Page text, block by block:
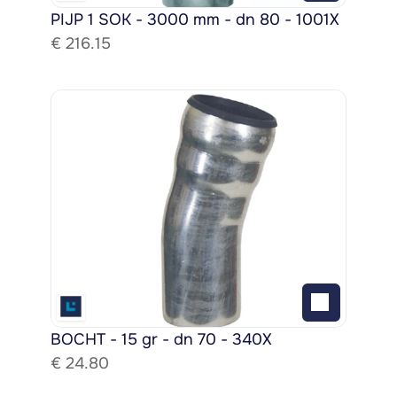
PIJP 1 SOK - 3000 mm - dn 80 - 1001X
€ 216.15
BOCHT - 15 gr - dn 70 - 340X
€ 24.80